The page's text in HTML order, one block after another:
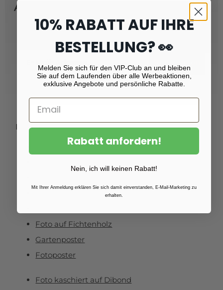
Abonnieren Sie unseren Newsletter
und erhalten SieRabatt von 10 %!
Produkte
Fotoabzüge
Foto auf Aluminium
Foto auf Fichtenholz
Gartenposter
Fotoposter
Foto kaschiert auf Dibond
10% RABATT AUF IHRE
BESTELLUNG? 👀
Melden Sie sich für den VIP-Club an und bleiben
Sie auf dem Laufenden über alle Werbeaktionen,
exklusive Angebote und persönliche Rabatte.
Rabatt anfordern!
Nein, ich will keinen Rabatt!
Mit Ihrer Anmeldung erklären Sie sich damit einverstanden, E-Mail-Marketing zu
erhalten.